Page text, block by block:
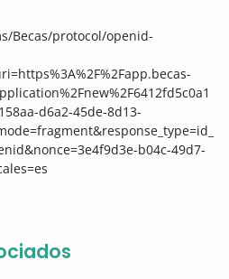
Becas/protocol/openid-
d6a2-45de-8d13-
b04c-49d7-